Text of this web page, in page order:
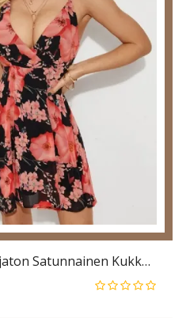
Selkänojaton Satunnainen Kukkakuvioinen Minimekko V-Kaula Hihaton